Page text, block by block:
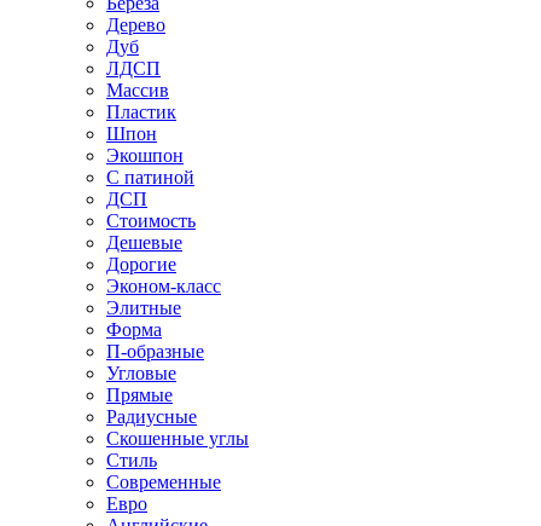
Дерево
Дуб
ЛДСП
Массив
Пластик
Шпон
Экошпон
С патиной
ДСП
Стоимость
Дешевые
Дорогие
Эконом-класс
Элитные
Форма
П-образные
Угловые
Прямые
Радиусные
Скошенные углы
Стиль
Современные
Евро